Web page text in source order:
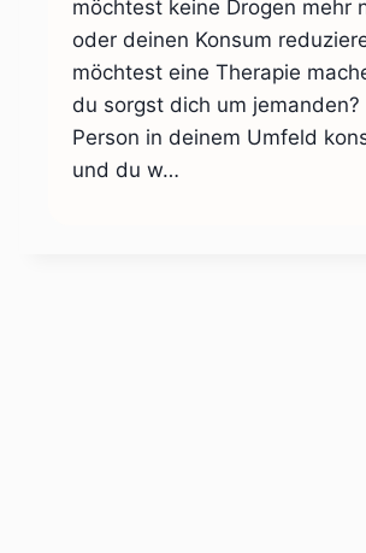
möchtest keine Drogen mehr
oder deinen Konsum
möchtest eine Therapie
du sorgst dich um jemanden?
Person in deinem Umfeld
und du w…